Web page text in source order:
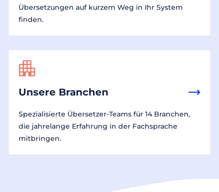
Übersetzungen auf kurzem Weg in Ihr System
finden.
Unsere Branchen
Spezialisierte Übersetzer-Teams für 14 Branchen,
die jahrelange Erfahrung in der Fachsprache
mitbringen.